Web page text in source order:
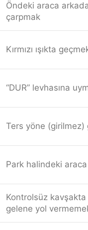
Öndeki araca
çarpmak
Kırmızı ışıkta
“DUR” levhasına
Ters yöne (girilmez)
Park halindeki
Kontrolsüz
gelene yol